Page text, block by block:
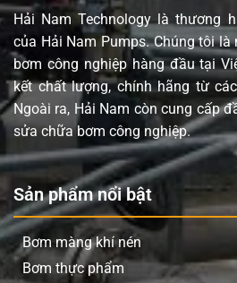
Hải Nam Technology là thương
của Hải Nam Pumps. Chúng tôi
bơm công nghiệp hàng đầu tại
kết chất lượng, chính hãng từ
Ngoài ra, Hải Nam còn cung cấp
sửa chữa bơm công nghiệp.
Sản phẩm nổi bật
Bơm màng khí nén
Bơm thực phẩm